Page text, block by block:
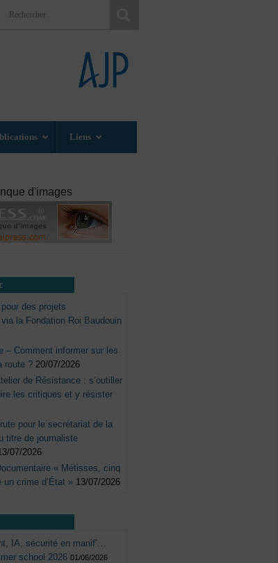
Liens
d'images
des projets
la Fondation Roi Baudouin
– Comment informer sur les
route ? 20/07/2026
de Résistance : s’outiller
les critiques et y résister
pour le secrétariat de la
titre de journaliste
07/2026
« Métisses, cinq
crime d’État » 13/07/2026
IA, sécurité en manif’…
school 2026 01/06/2026